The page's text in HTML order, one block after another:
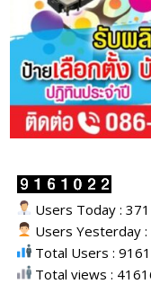
Users Today : 371
Users Yesterday :
Total Users :
Total views :